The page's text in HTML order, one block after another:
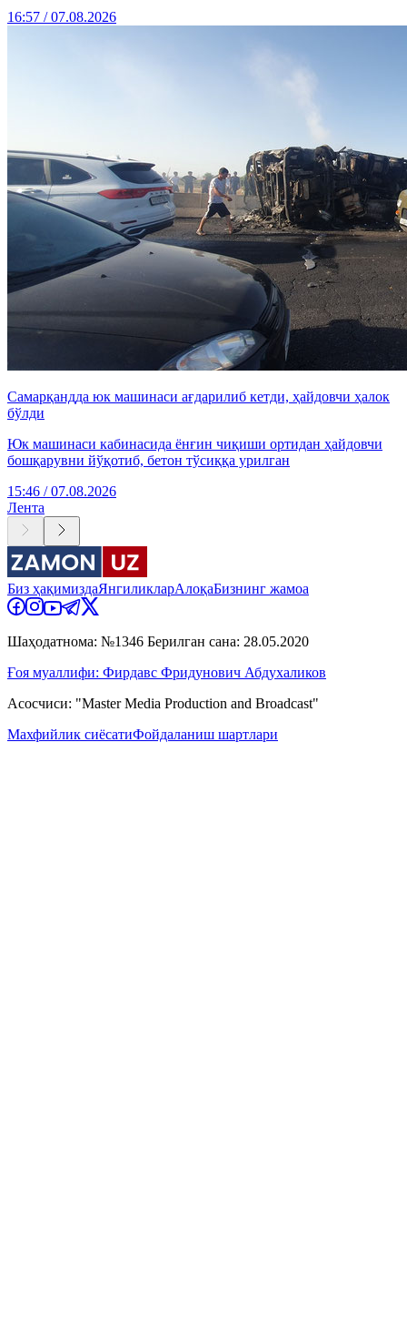
16:57 / 07.08.2026
Самарқандда юк машинаси ағдарилиб кетди, ҳайдовчи ҳалок
бўлди
Юк машинаси кабинасида ёнғин чиқиши ортидан ҳайдовчи
бошқарувни йўқотиб, бетон тўсиққа урилган
15:46 / 07.08.2026
Лента
Биз ҳақимиздаЯнгиликларАлоқаБизнинг жамоа
Шаҳодатнома: №1346 Берилган сана: 28.05.2020
Ғоя муаллифи: Фирдавс Фридунович Абдухаликов
Асосчиси: "Master Media Production and Broadcast"
Махфийлик сиёсатиФойдаланиш шартлари